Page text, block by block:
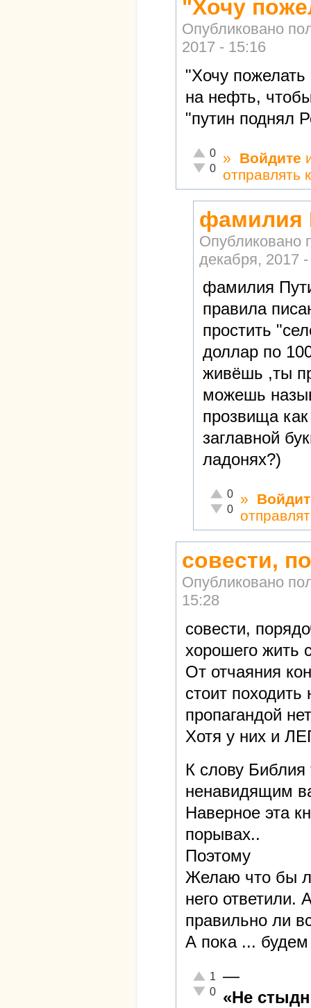
"Хочу
Опубликовано
2017 - 15:16
"Хочу
на нефть,
"путин поднял
Отлично!
0
Неадекватно!
0
» Войдите
отправлять
фамилия
Опубликовано
декабря, 2017
фамилия
правила
простить
доллар по
живёшь ,ты
можешь
прозвища
заглавной
ладонях?)
Отлично!
0
Неадекватно!
0
»
совести,
Опубликовано
15:28
совести,
хорошего жить
От отчаяния
стоит походить
пропагандой
Хотя у них и
К слову
ненавидящим
Наверное эта
порывах..
Поэтому
Желаю что бы
него ответили.
правильно ли
А пока ...
Отлично!
1
Неадекватно!
0
—
«Не